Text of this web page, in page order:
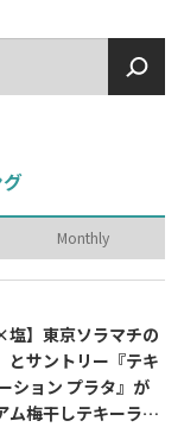
Monthly
】東京ソラマチの
とサントリー『テキ
ション プラタ』が
ム梅干しテキーラソ